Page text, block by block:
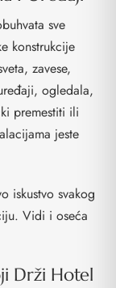
sve
konstrukcije
zavese,
ogledala,
premestiti ili
jeste
iskustvo svakog
Vidi i oseća
Drži Hotel